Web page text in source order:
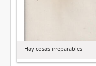
Hay cosas irreparables